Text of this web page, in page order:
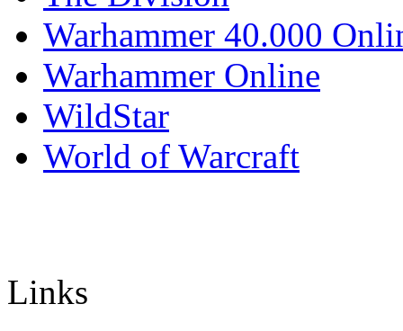
Warhammer 40.000
Warhammer Online
WildStar
World of Warcraft
Links